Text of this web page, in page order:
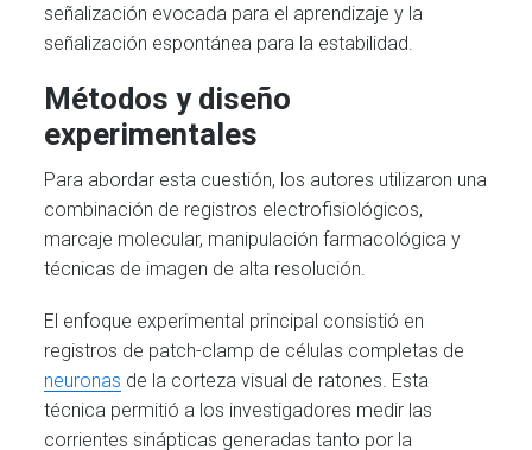
señalización evocada para el aprendizaje y la
señalización espontánea para la estabilidad.
Métodos y diseño
experimentales
Para abordar esta cuestión, los autores utilizaron una
combinación de registros electrofisiológicos,
marcaje molecular, manipulación farmacológica y
técnicas de imagen de alta resolución.
El enfoque experimental principal consistió en
registros de patch-clamp de células completas de
neuronas de la corteza visual de ratones. Esta
técnica permitió a los investigadores medir las
corrientes sinápticas generadas tanto por la